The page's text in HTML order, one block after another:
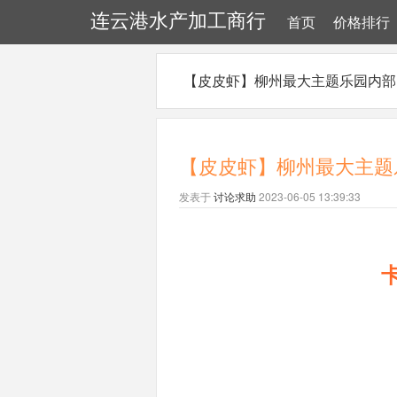
连云港水产加工商行 首页 价格排行
【皮皮虾】柳州最大主题乐园内
【皮皮虾】柳州最大主
发表于讨论求助 2023-06-05 13:39:33